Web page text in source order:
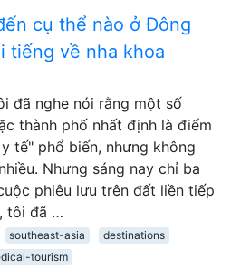
cụ thể nào ở Đông
tiếng về nha khoa
đã nghe nói rằng một số
thành phố nhất định là điểm
tế" phổ biến, nhưng không
Nhưng sáng nay chỉ ba
phiêu lưu trên đất liền tiếp
tôi đã …
southeast-asia
destinations
tourism